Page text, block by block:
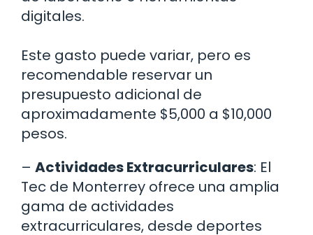
digitales.
Este gasto puede variar, pero es
recomendable reservar un
presupuesto adicional de
aproximadamente $5,000 a $10,000
pesos.
– Actividades Extracurriculares: El
Tec de Monterrey ofrece una amplia
gama de actividades
extracurriculares, desde deportes